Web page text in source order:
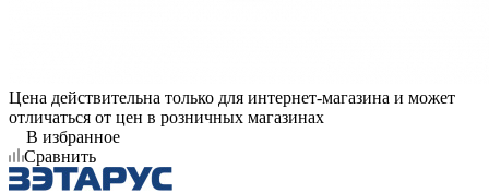
Цена действительна только для интернет-магазина и может
отличаться от цен в розничных магазинах
В избранное
Сравнить